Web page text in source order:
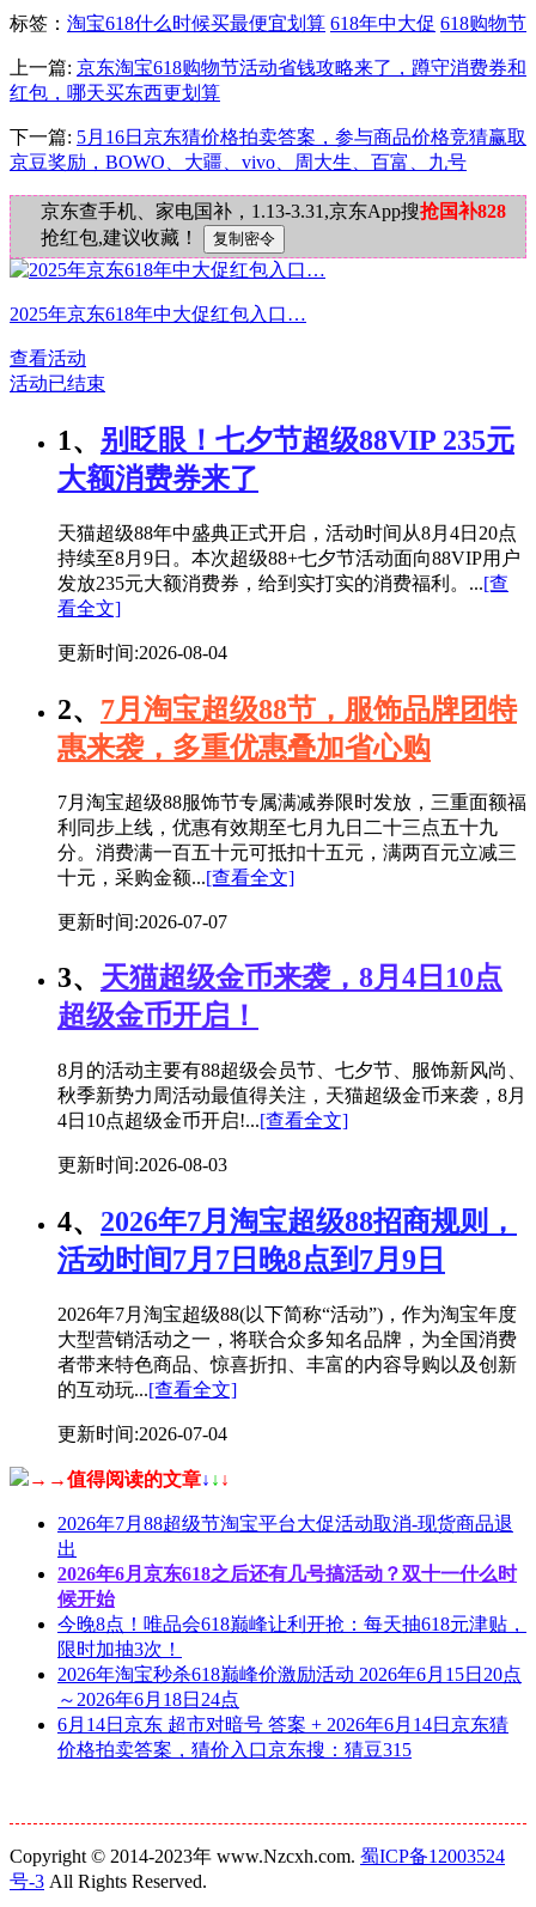
标签 ： 淘宝618什么时候买最便宜划算 618年中大促 618购物节
上一篇: 京东淘宝618购物节活动省钱攻略来了，蹲守消费券和
红包，哪天买东西更划算
下一篇: 5月16日京东猜价格拍卖答案，参与商品价格竞猜赢取
京豆奖励，BOWO、大疆、vivo、周大生、百富、九号
京东查手机、家电国补，1.13-3.31,京东App搜抢国补828
抢红包,建议收藏！
2025年京东618年中大促红包入口…
查看活动
活动已结束
1、 别眨眼！七夕节超级88VIP 235元
大额消费券来了
天猫超级88年中盛典正式开启，活动时间从8月4日20点
持续至8月9日。本次超级88+七夕节活动面向88VIP用户
发放235元大额消费券，给到实打实的消费福利。...[查
看全文]
更新时间:2026-08-04
2、 7月淘宝超级88节，服饰品牌团特
惠来袭，多重优惠叠加省心购
7月淘宝超级88服饰节专属满减券限时发放，三重面额福
利同步上线，优惠有效期至七月九日二十三点五十九
分。消费满一百五十元可抵扣十五元，满两百元立减三
十元，采购金额...[查看全文]
更新时间:2026-07-07
3、 天猫超级金币来袭，8月4日10点
超级金币开启！
8月的活动主要有88超级会员节、七夕节、服饰新风尚、
秋季新势力周活动最值得关注，天猫超级金币来袭，8月
4日10点超级金币开启!...[查看全文]
更新时间:2026-08-03
4、 2026年7月淘宝超级88招商规则，
活动时间7月7日晚8点到7月9日
2026年7月淘宝超级88(以下简称“活动”)，作为淘宝年度
大型营销活动之一，将联合众多知名品牌，为全国消费
者带来特色商品、惊喜折扣、丰富的内容导购以及创新
的互动玩...[查看全文]
更新时间:2026-07-04
→→值得阅读的文章↓ ↓ ↓
2026年7月88超级节淘宝平台大促活动取消-现货商品退
出
2026年6月京东618之后还有几号搞活动？双十一什么时
候开始
今晚8点！唯品会618巅峰让利开抢：每天抽618元津贴，
限时加抽3次！
2026年淘宝秒杀618巅峰价激励活动 2026年6月15日20点
～2026年6月18日24点
6月14日京东 超市对暗号 答案 + 2026年6月14日京东猜
价格拍卖答案，猜价入口京东搜：猜豆315
Copyright © 2014-2023年 www.Nzcxh.com. 蜀ICP备12003524
号-3 All Rights Reserved.